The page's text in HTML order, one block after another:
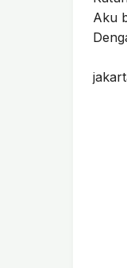
Aku